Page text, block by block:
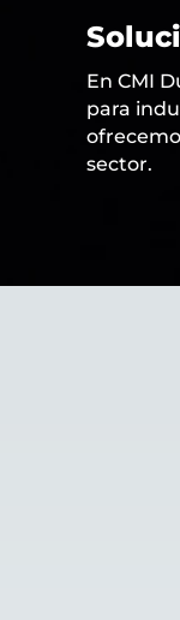
En CMI
para
sector.